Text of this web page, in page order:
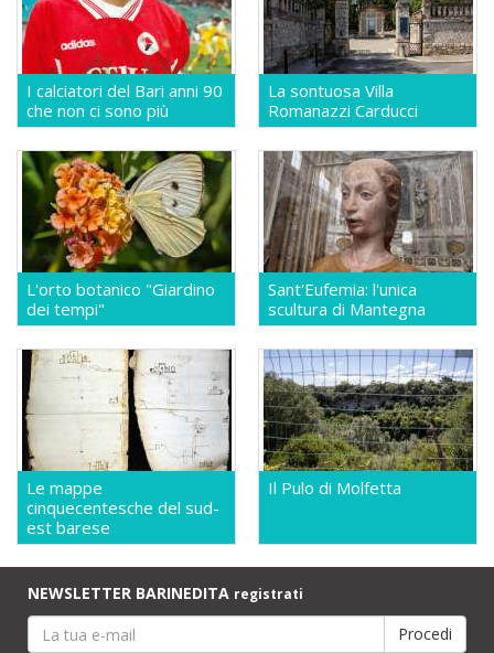
I calciatori del Bari anni 90
che non ci sono più
La sontuosa Villa
Romanazzi Carducci
L'orto botanico "Giardino
dei tempi"
Sant'Eufemia: l'unica
scultura di Mantegna
Le mappe
cinquecentesche del sud-
est barese
Il Pulo di Molfetta
NEWSLETTER BARINEDITA registrati